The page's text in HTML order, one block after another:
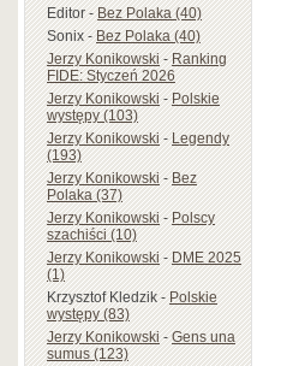
Editor-Bez Polaka (40)
Sonix-Bez Polaka (40)
Jerzy Konikowski-Ranking
FIDE: Styczeń 2026
Jerzy Konikowski-Polskie
występy (103)
Jerzy Konikowski-Legendy
(193)
Jerzy Konikowski-Bez
Polaka (37)
Jerzy Konikowski-Polscy
szachiści (10)
Jerzy Konikowski-DME 2025
(1)
Krzysztof Kledzik-Polskie
występy (83)
Jerzy Konikowski-Gens una
sumus (123)